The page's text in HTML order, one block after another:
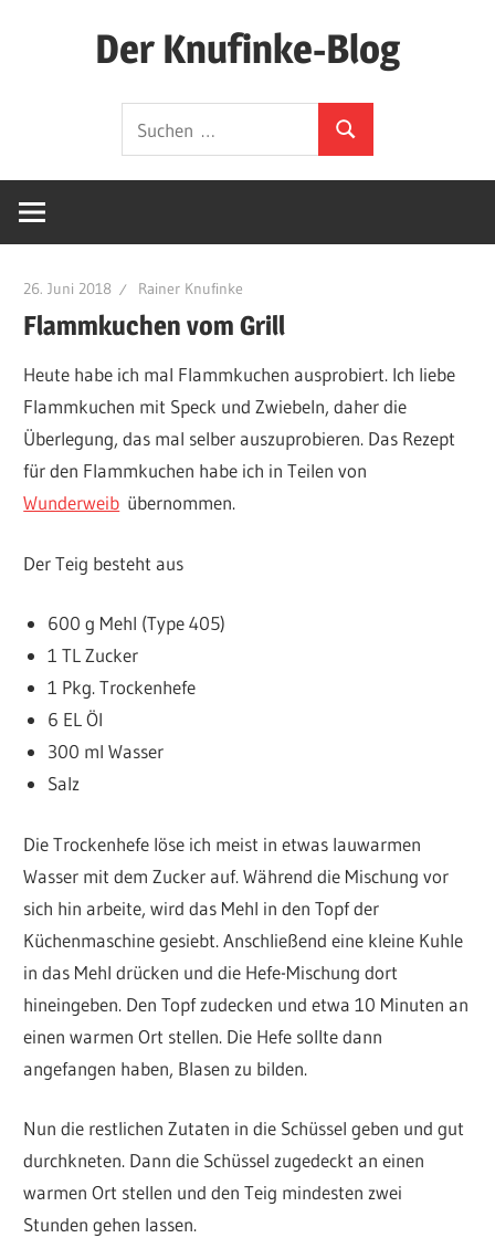
Der Knufinke-Blog
IT
nach:
Suchen
26. Juni 2018 Rainer Knufinke
Flammkuchen vom Grill
Heute habe ich mal Flammkuchen ausprobiert. Ich liebe
Flammkuchen mit Speck und Zwiebeln, daher die
Überlegung, das mal selber auszuprobieren. Das Rezept
für den Flammkuchen habe ich in Teilen von
Wunderweib übernommen.
Der Teig besteht aus
600 g Mehl (Type 405)
1 TL Zucker
1 Pkg. Trockenhefe
6 EL Öl
300 ml Wasser
Salz
Die Trockenhefe löse ich meist in etwas lauwarmen
Wasser mit dem Zucker auf. Während die Mischung vor
sich hin arbeite, wird das Mehl in den Topf der
Küchenmaschine gesiebt. Anschließend eine kleine Kuhle
in das Mehl drücken und die Hefe-Mischung dort
hineingeben. Den Topf zudecken und etwa 10 Minuten an
einen warmen Ort stellen. Die Hefe sollte dann
angefangen haben, Blasen zu bilden.
Nun die restlichen Zutaten in die Schüssel geben und gut
durchkneten. Dann die Schüssel zugedeckt an einen
warmen Ort stellen und den Teig mindesten zwei
Stunden gehen lassen.